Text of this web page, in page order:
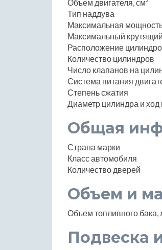
Объем двигателя, см³
Тип наддува
Максимальная
Максимальный
Расположение
Количество цилиндров
Число клапанов на
Система питания
Степень сжатия
Диаметр цилиндра и
Общая
Страна марки
Класс автомобиля
Количество дверей
Объем и
Объем топливного бака,
Подвеска